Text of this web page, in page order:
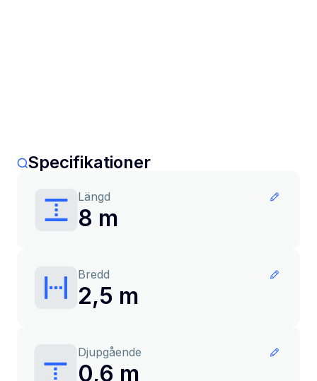
Specifikationer
Längd
8 m
Bredd
2,5 m
Djupgående
0,6 m